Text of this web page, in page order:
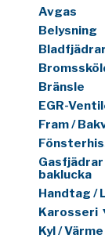
Avgas
Belysning
Bladfjädrar
Bränsle
EGR-
Fram /
baklucka
Handtag /
Karosseri
Kyl /